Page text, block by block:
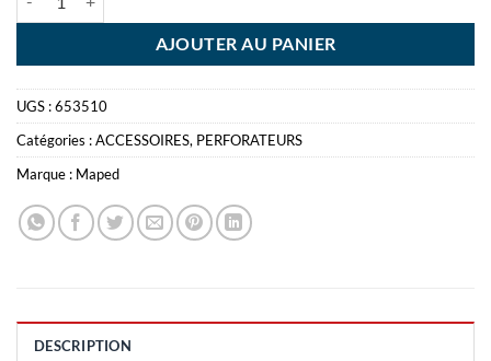
AJOUTER AU PANIER
UGS :653510
Catégories :ACCESSOIRES, PERFORATEURS
Marque : Maped
DESCRIPTION